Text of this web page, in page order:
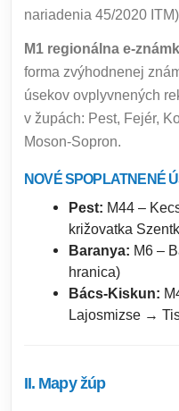
nariadenia 45/2020
M1 regionálna e-
forma zvýhodnenej
úsekov ovplyvnených
v župách: Pest, Fejér,
Moson-Sopron.
NOVÉ SPOPLATNENÉ
Pest: M44 –
križovatka
Baranya: M6 –
hranica)
Bács-Kiskun:
Lajosmizse →
II. Mapy žúp